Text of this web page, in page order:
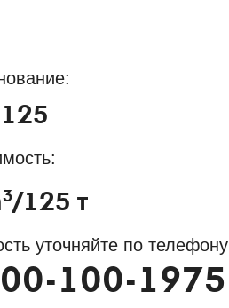
3/125 т
уточняйте по телефону
100-1975